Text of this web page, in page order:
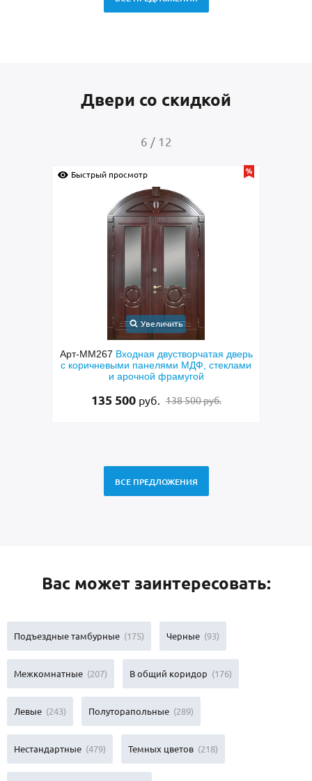
Двери со скидкой
7 / 12
Быстрый просмотр
Увеличить
Арт-ММ268Стальная
полуторастворчатая входная дверь с
МДФ коричневого цвета, с ручкой-скобой,
95 000 руб. 97 000 руб.
ВСЕ ПРЕДЛОЖЕНИЯ
Вас может заинтересовать:
Подъездные тамбурные (175) Черные (93)
Межкомнатные (207) В общий коридор (176)
Левые (243) Полуторапольные (289)
Нестандартные (479) Темных цветов (218)